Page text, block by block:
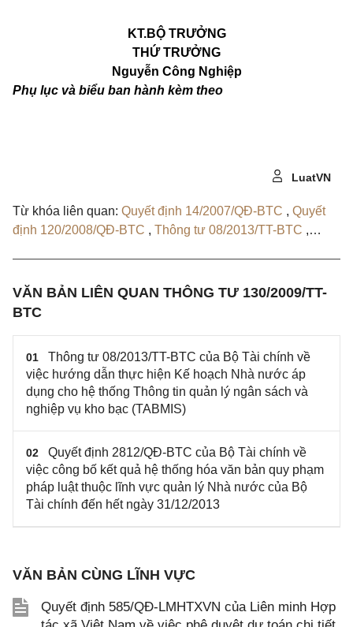
KT.BỘ TRƯỞNG
THỨ TRƯỞNG
Nguyễn Công Nghiệp
Phụ lục và biểu ban hành kèm theo
LuatVN
Từ khóa liên quan: Quyết định 14/2007/QĐ-BTC , Quyết
định 120/2008/QĐ-BTC , Thông tư 08/2013/TT-BTC ,
VĂN BẢN LIÊN QUAN THÔNG TƯ 130/2009/TT-
BTC
01
Thông tư 08/2013/TT-BTC của Bộ Tài chính về
việc hướng dẫn thực hiện Kế hoạch Nhà nước áp
dụng cho hệ thống Thông tin quản lý ngân sách và
nghiệp vụ kho bạc (TABMIS)
02
Quyết định 2812/QĐ-BTC của Bộ Tài chính về
việc công bố kết quả hệ thống hóa văn bản quy phạm
pháp luật thuộc lĩnh vực quản lý Nhà nước của Bộ
Tài chính đến hết ngày 31/12/2013
VĂN BẢN CÙNG LĨNH VỰC
Quyết định 585/QĐ-LMHTXVN của Liên minh Hợp